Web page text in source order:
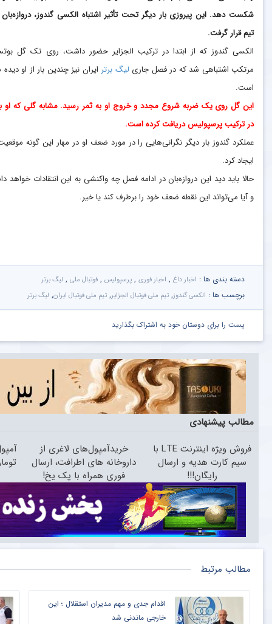
شکست دهد.این پیروزی بار دیگر تحت تأثیر اشتباه الکسی گندوز،
تیم قرار گرفت.
الکسی گندوز که از ابتدا در ترکیب الجزایر حضور داشت، روی تک گل
مرتکب اشتباهی شد که در فصل جاری لیگ برتر ایران نیز چندین بار از او
است.
این گل روی یک ضربه شروع مجدد و خروج او به ثمر رسید. مشابه گلی که او
در ترکیب پرسپولیس دریافت کرده است.
عملکرد گندوز بار دیگر نگرانی‌هایی را در مورد ضعف او در مهار این‌ گونه
ایجاد کرد.
حالا باید دید این دروازه‌بان در ادامه فصل چه واکنشی به این انتقادات خواهد
و آیا می‌تواند این نقطه ضعف خود را برطرف کند یا خیر.
دسته بندی ها : اخبار داغ , اخبار فوری , پرسپولیس , فوتبال ملی , لیگ برتر
برچسب ها : الکسی گندوز, تیم ملی فوتبال الجزایر, تیم ملی فوتبال ایران, لیگ برتر
پست را برای دوستان خود به اشتراک بگذارید
مطالب پیشنهادی
فروش ویژه اینترنت LTE با
سیم کارت هدیه و ارسال
رایگان!!!
خریدآمپول‌های لاغری از
داروخانه های اطرافت، ارسال
فوری همراه با پک یخ!
مطالب مرتبط
اقدام جدی و مهم مدیران استقلال ؛ این
خارجی ماندنی شد